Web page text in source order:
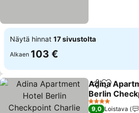
Näytä hinnat 17 sivustolta
Alkaen 103 €
Jaa Lisää
Adina
Berlin
4 Tähtiluokitus
9,0 Loistava